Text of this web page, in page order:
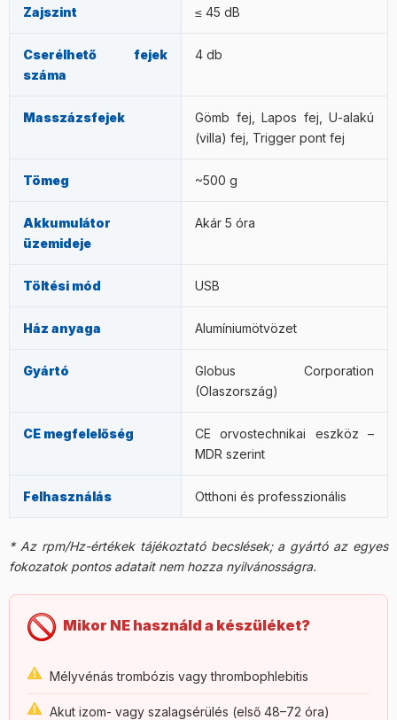
Zajszint ≤ 45 dB
Cserélhető fejek
száma
4 db
Masszázsfejek
Gömb fej, Lapos fej, U-alakú
(villa) fej, Trigger pont fej
Tömeg ~500 g
Akkumulátor
üzemideje
Akár 5 óra
Töltési mód USB
Ház anyaga Alumíniumötvözet
Gyártó
Globus Corporation
(Olaszország)
CE megfelelőség
CE orvostechnikai eszköz –
MDR szerint
Felhasználás Otthoni és professzionális
* Az rpm/Hz-értékek tájékoztató becslések; a gyártó az egyes
fokozatok pontos adatait nem hozza nyilvánosságra.
Mikor NE használd a készüléket?
Mélyvénás trombózis vagy thrombophlebitis
Akut izom- vagy szalagsérülés (első 48–72 óra)